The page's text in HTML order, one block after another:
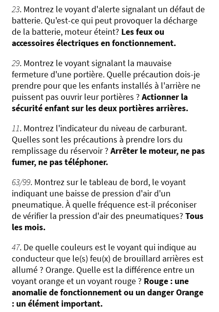
23. Montrez le voyant d'alerte signalant un défaut de
batterie. Qu'est-ce qui peut provoquer la décharge
de la batterie, moteur éteint? Les feux ou
accessoires électriques en fonctionnement.
29. Montrez le voyant signalant la mauvaise
fermeture d'une portière. Quelle précaution dois-je
prendre pour que les enfants installés à l'arrière ne
puissent pas ouvrir leur portières ? Actionner la
sécurité enfant sur les deux portières arrières.
11. Montrez l'indicateur du niveau de carburant.
Quelles sont les précautions à prendre lors du
remplissage du réservoir ? Arrêter le moteur, ne pas
fumer, ne pas téléphoner.
63/99. Montrez sur le tableau de bord, le voyant
indiquant une baisse de pression d'air d'un
pneumatique. À quelle fréquence est-il préconiser
de vérifier la pression d'air des pneumatiques? Tous
les mois.
47. De quelle couleurs est le voyant qui indique au
conducteur que le(s) feu(x) de brouillard arrières est
allumé ? Orange. Quelle est la différence entre un
voyant orange et un voyant rouge ? Rouge : une
anomalie de fonctionnement ou un danger Orange
: un élément important.